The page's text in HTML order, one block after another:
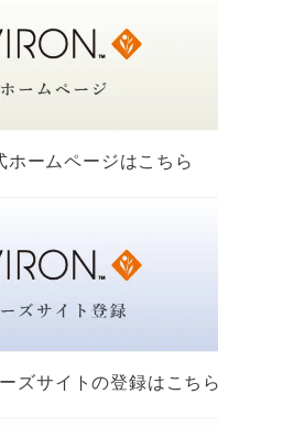
ホームページはこちら
ズサイトの登録はこちら